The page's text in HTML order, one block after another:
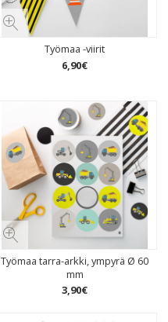
Työmaa -viirit
6,90€
Työmaa tarra-arkki, ympyrä Ø 60
mm
3,90€